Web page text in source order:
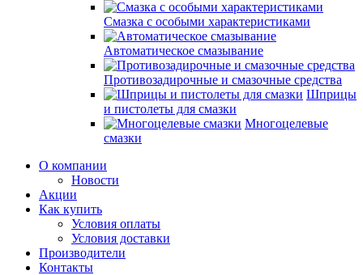
Смазка с особыми характеристиками
Автоматическое смазывание
Противозадирочные и смазочные средства
Шприцы
и пистолеты для смазки
Многоцелевые
смазки
О компании
Новости
Акции
Как купить
Условия оплаты
Условия доставки
Производители
Контакты